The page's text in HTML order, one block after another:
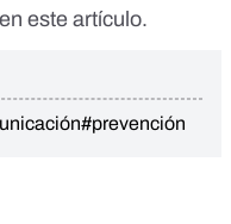
en este artículo.
#prevención